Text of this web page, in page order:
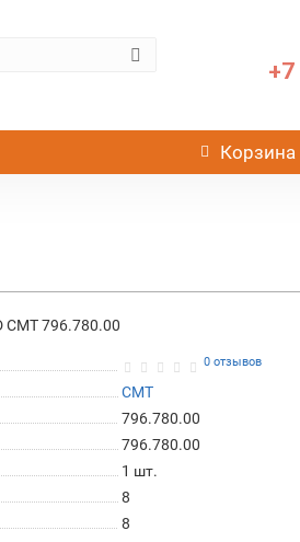
Корзина
CMT 796.780.00
0 отзывов
CMT
796.780.00
796.780.00
1 шт.
8
8